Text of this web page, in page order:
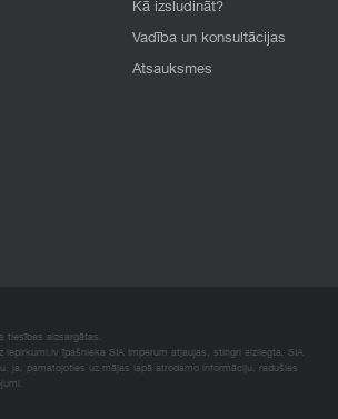
Kā izsludināt?
Vadība un konsultācijas
Atsauksmes
tiesības aizsargātas.
iepirkumi.lv īpašnieka SIA Imperum atļaujas, stingri aizliegta. SIA
ja, pamatojoties uz mājas lapā atrodamo informāciju, radušies